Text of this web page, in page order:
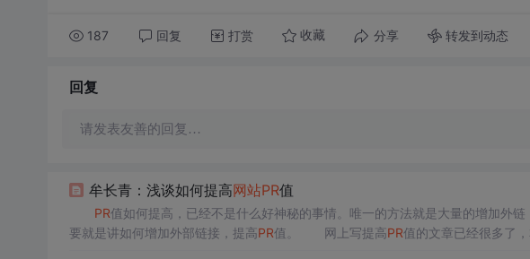
187 回复 打赏 收藏 分享 转发到动态
回复
请发表友善的回复…
牟长青：浅谈如何提高网站PR值
PR值如何提高，已经不是什么好神秘的事情。唯一的方法就是大量的增加外
要就是讲如何增加外部链接，提高PR值。 网上写提高PR值的文章已经很多了